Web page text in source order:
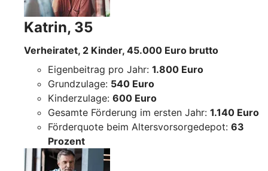
Katrin, 35
Verheiratet, 2 Kinder, 45.000 Euro brutto
Eigenbeitrag pro Jahr: 1.800 Euro
Grundzulage: 540 Euro
Kinderzulage: 600 Euro
Gesamte Förderung im ersten Jahr: 1.140 Euro
Förderquote beim Altersvorsorgedepot: 63
Prozent